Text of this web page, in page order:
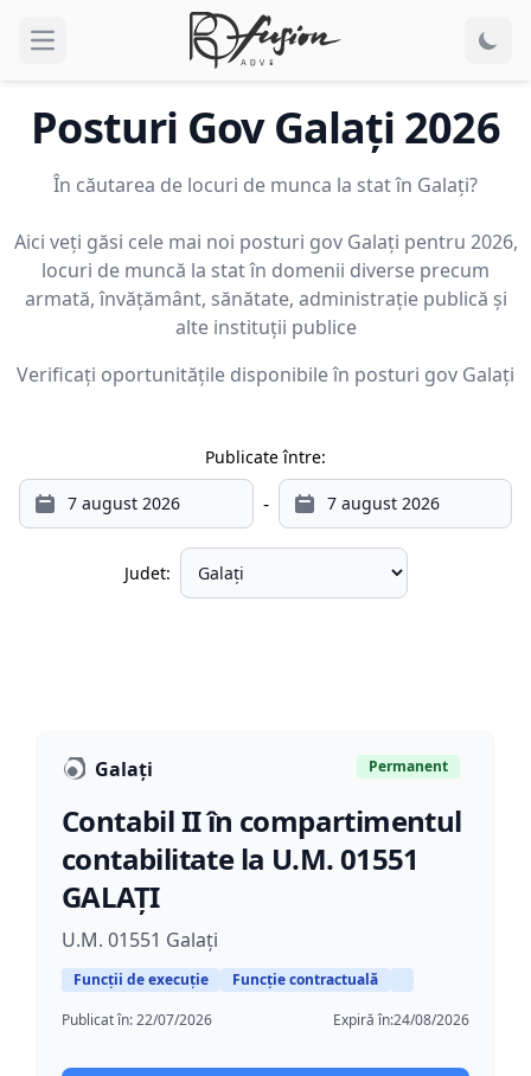
Open main menu
Posturi GovGalaţi 2026
În căutarea de locuri de munca la stat în Galaţi?
Aici veți găsi cele mai noi posturi gov Galaţi pentru 2026,
locuri de muncă la stat în domenii diverse precum
armată, învățământ, sănătate, administrație publică și
alte instituții publice
Verificați oportunitățile disponibile în posturi gov Galaţi
Publicate între:
-
Judet:
Galați Permanent
Contabil II în compartimentul
contabilitate la U.M. 01551
GALAȚI
U.M. 01551 Galați
Funcții de execuție
Funcție contractuală
Publicat în:22/07/2026 Expiră în:24/08/2026